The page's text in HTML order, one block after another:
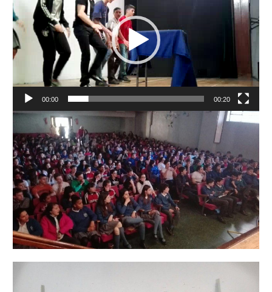
vídeo
00:00 00:20